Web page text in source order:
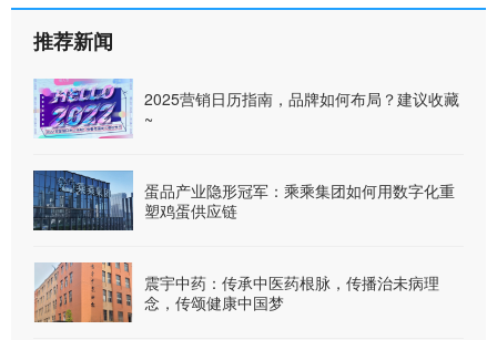
推荐新闻
2025营销日历指南，品牌如何布局？建议收藏
~
蛋品产业隐形冠军：乘乘集团如何用数字化重
塑鸡蛋供应链
震宇中药：传承中医药根脉，传播治未病理
念，传颂健康中国梦